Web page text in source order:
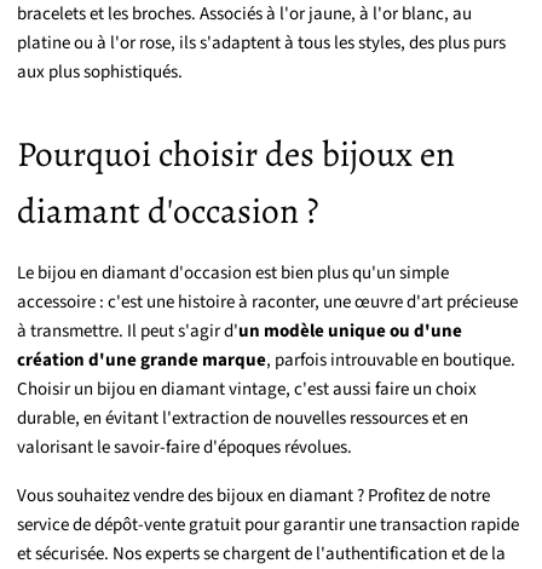
bracelets et les broches. Associés à l'or jaune, à l'or blanc, au
platine ou à l'or rose, ils s'adaptent à tous les styles, des plus purs
aux plus sophistiqués.
Pourquoi choisir des bijoux en
diamant d'occasion ?
Le bijou en diamant d'occasion est bien plus qu'un simple
accessoire : c'est une histoire à raconter, une œuvre d'art précieuse
à transmettre. Il peut s'agir d'un modèle unique ou d'une
création d'une grande marque, parfois introuvable en boutique.
Choisir un bijou en diamant vintage, c'est aussi faire un choix
durable, en évitant l'extraction de nouvelles ressources et en
valorisant le savoir-faire d'époques révolues.
Vous souhaitez vendre des bijoux en diamant ? Profitez de notre
service de dépôt-vente gratuit pour garantir une transaction rapide
et sécurisée. Nos experts se chargent de l'authentification et de la